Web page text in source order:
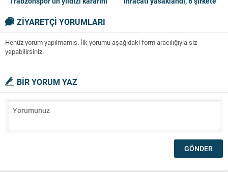
ZİYARETÇİ YORUMLARI
Henüz yorum yapılmamış. İlk yorumu aşağıdaki form aracılığıyla siz
yapabilirsiniz.
BİR YORUM YAZ